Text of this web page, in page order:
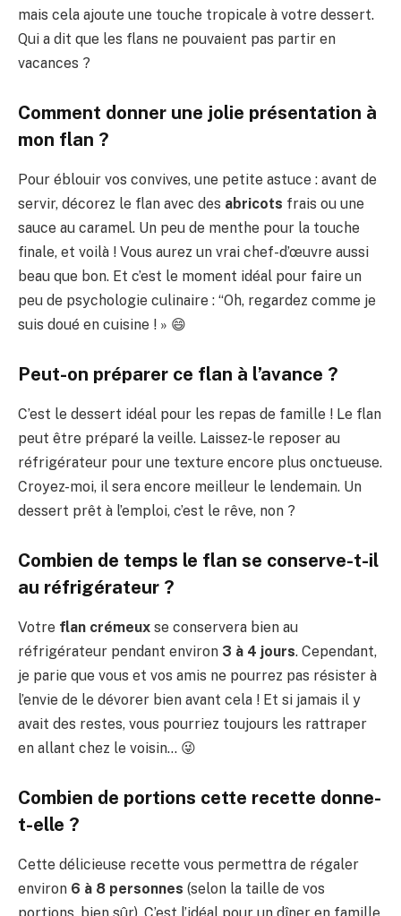
mais cela ajoute une touche tropicale à votre dessert.
Qui a dit que les flans ne pouvaient pas partir en
vacances ?
Comment donner une jolie présentation à
mon flan ?
Pour éblouir vos convives, une petite astuce : avant de
servir, décorez le flan avec des abricots frais ou une
sauce au caramel. Un peu de menthe pour la touche
finale, et voilà ! Vous aurez un vrai chef-d’œuvre aussi
beau que bon. Et c’est le moment idéal pour faire un
peu de psychologie culinaire : “Oh, regardez comme je
suis doué en cuisine ! » 😄
Peut-on préparer ce flan à l’avance ?
C’est le dessert idéal pour les repas de famille ! Le flan
peut être préparé la veille. Laissez-le reposer au
réfrigérateur pour une texture encore plus onctueuse.
Croyez-moi, il sera encore meilleur le lendemain. Un
dessert prêt à l’emploi, c’est le rêve, non ?
Combien de temps le flan se conserve-t-il
au réfrigérateur ?
Votre flan crémeux se conservera bien au
réfrigérateur pendant environ 3 à 4 jours. Cependant,
je parie que vous et vos amis ne pourrez pas résister à
l’envie de le dévorer bien avant cela ! Et si jamais il y
avait des restes, vous pourriez toujours les rattraper
en allant chez le voisin… 😜
Combien de portions cette recette donne-
t-elle ?
Cette délicieuse recette vous permettra de régaler
environ 6 à 8 personnes (selon la taille de vos
portions, bien sûr). C’est l’idéal pour un dîner en famille